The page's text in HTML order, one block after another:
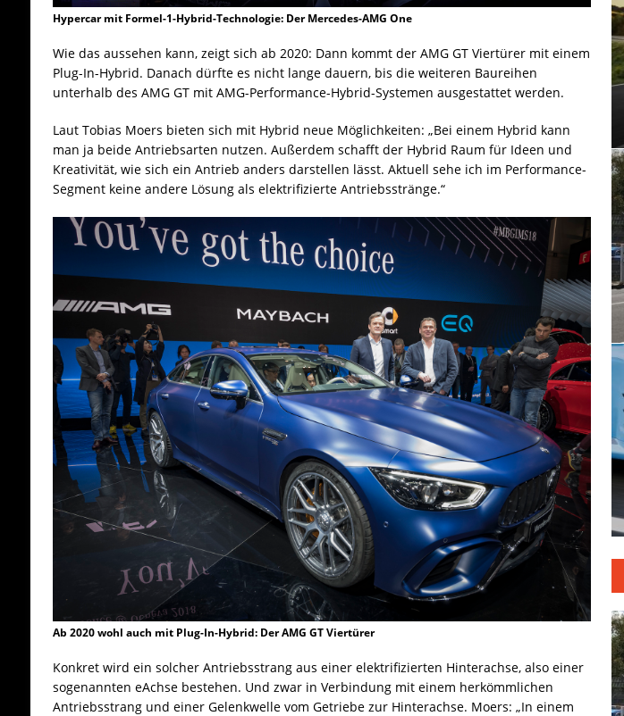
Hypercar mit Formel-1-Hybrid-Technologie: Der Mercedes-AMG One
Wie das aussehen kann, zeigt sich ab 2020: Dann kommt der AMG GT Viertürer mit einem
Plug-In-Hybrid. Danach dürfte es nicht lange dauern, bis die weiteren Baureihen
unterhalb des AMG GT mit AMG-Performance-Hybrid-Systemen ausgestattet werden.
Laut Tobias Moers bieten sich mit Hybrid neue Möglichkeiten: „Bei einem Hybrid kann
man ja beide Antriebsarten nutzen. Außerdem schafft der Hybrid Raum für Ideen und
Kreativität, wie sich ein Antrieb anders darstellen lässt. Aktuell sehe ich im Performance-
Segment keine andere Lösung als elektrifizierte Antriebsstränge.“
Ab 2020 wohl auch mit Plug-In-Hybrid: Der AMG GT Viertürer
Konkret wird ein solcher Antriebsstrang aus einer elektrifizierten Hinterachse, also einer
sogenannten eAchse bestehen. Und zwar in Verbindung mit einem herkömmlichen
Antriebsstrang und einer Gelenkwelle vom Getriebe zur Hinterachse. Moers: „In einem